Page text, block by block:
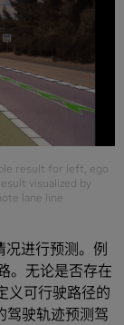
result for left, ego
visualized by
lane line
况进行预测。例
。无论是否存在
义可行驶路径的
驾驶轨迹预测驾